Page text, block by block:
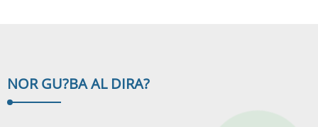
NOR GU?BA AL DIRA?